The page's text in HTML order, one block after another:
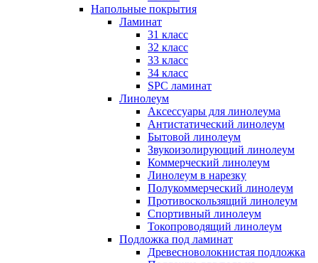
Напольные покрытия
Ламинат
31 класс
32 класс
33 класс
34 класс
SPC ламинат
Линолеум
Аксессуары для линолеума
Антистатический линолеум
Бытовой линолеум
Звукоизолирующий линолеум
Коммерческий линолеум
Линолеум в нарезку
Полукоммерческий линолеум
Противоскользящий линолеум
Спортивный линолеум
Токопроводящий линолеум
Подложка под ламинат
Древесноволокнистая подложка